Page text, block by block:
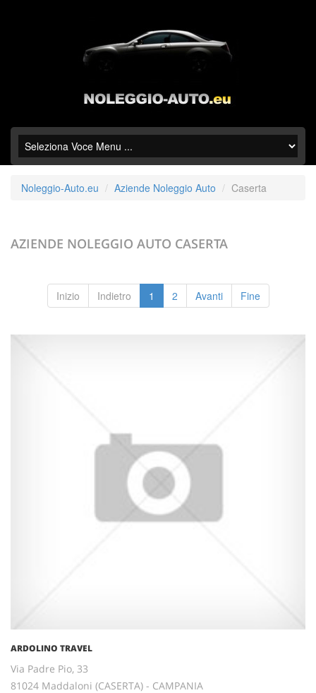
Noleggio-Auto.eu Aziende Noleggio Auto Caserta
AZIENDE NOLEGGIO AUTO CASERTA
Inizio Indietro 1 2 Avanti Fine
ARDOLINO TRAVEL
Via Padre Pio, 33
81024 Maddaloni (CASERTA) - CAMPANIA